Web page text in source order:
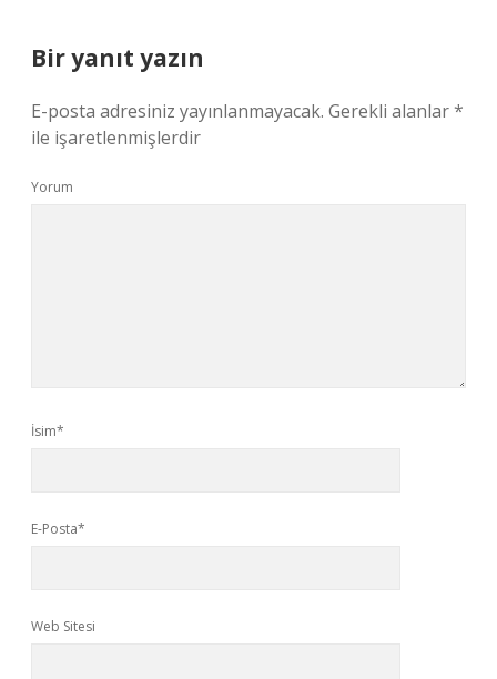
Bir yanıt yazın
E-posta adresiniz yayınlanmayacak. Gerekli alanlar*
ile işaretlenmişlerdir
Yorum
İsim*
E-Posta*
Web Sitesi